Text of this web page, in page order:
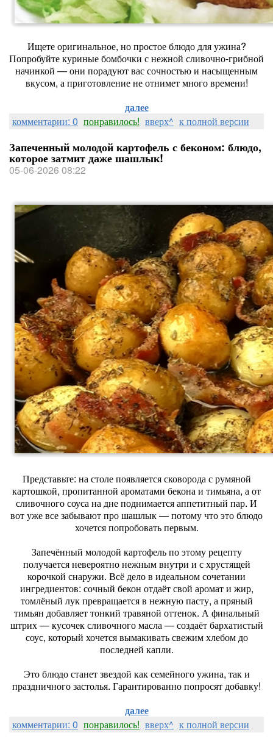
Ищете оригинальное, но простое блюдо для ужина?
Попробуйте куриные бомбочки с нежной сливочно‑грибной
начинкой — они порадуют вас сочностью и насыщенным
вкусом, а приготовление не отнимет много времени!
далее
комментарии: 0 понравилось! вверх^ к полной версии
Запеченный молодой картофель с беконом: блюдо,
которое затмит даже шашлык!
05-06-2026 08:22
Представьте: на столе появляется сковорода с румяной
картошкой, пропитанной ароматами бекона и тимьяна, а от
сливочного соуса на дне поднимается аппетитный пар. И
вот уже все забывают про шашлык — потому что это блюдо
хочется попробовать первым.
Запечённый молодой картофель по этому рецепту
получается невероятно нежным внутри и с хрустящей
корочкой снаружи. Всё дело в идеальном сочетании
ингредиентов: сочный бекон отдаёт свой аромат и жир,
томлёный лук превращается в нежную пасту, а пряный
тимьян добавляет тонкий травяной оттенок. А финальный
штрих — кусочек сливочного масла — создаёт бархатистый
соус, который хочется вымакивать свежим хлебом до
последней капли.
Это блюдо станет звездой как семейного ужина, так и
праздничного застолья. Гарантированно попросят добавку!
далее
комментарии: 0 понравилось! вверх^ к полной версии